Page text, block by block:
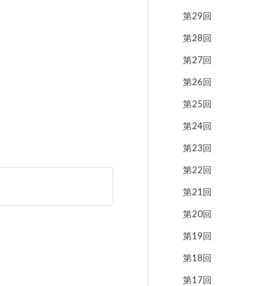
第29回
第28回
第27回
第26回
第25回
第24回
第23回
第22回
第21回
第20回
第19回
第18回
第17回